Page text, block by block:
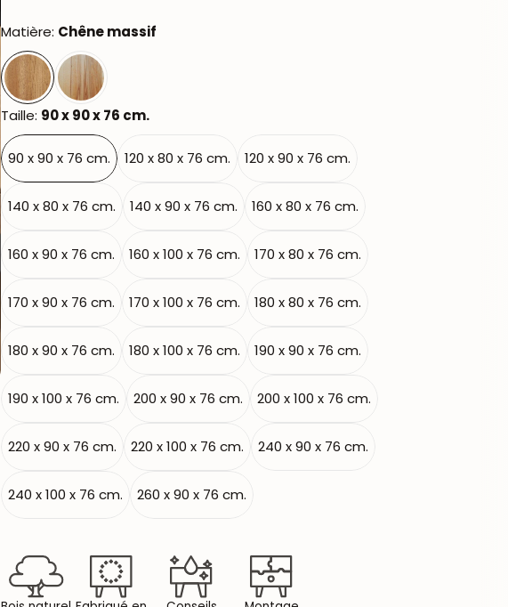
Matière: Chêne massif
Taille: 90 x 90 x 76 cm.
90 x 90 x 76 cm. 120 x 80 x 76 cm. 120 x 90 x 76 cm.
140 x 80 x 76 cm. 140 x 90 x 76 cm. 160 x 80 x 76 cm.
160 x 90 x 76 cm. 160 x 100 x 76 cm. 170 x 80 x 76 cm.
170 x 90 x 76 cm. 170 x 100 x 76 cm. 180 x 80 x 76 cm.
180 x 90 x 76 cm. 180 x 100 x 76 cm. 190 x 90 x 76 cm.
190 x 100 x 76 cm. 200 x 90 x 76 cm. 200 x 100 x 76 cm.
220 x 90 x 76 cm. 220 x 100 x 76 cm. 240 x 90 x 76 cm.
240 x 100 x 76 cm. 260 x 90 x 76 cm.